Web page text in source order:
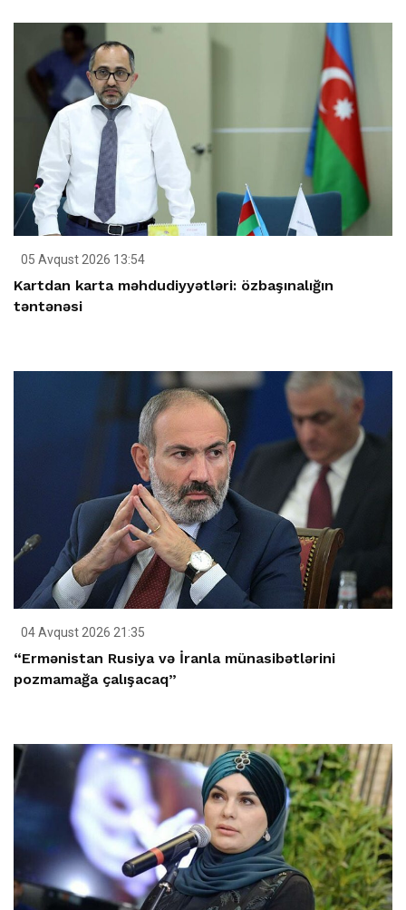
05 Avqust 2026 13:54
Kartdan karta məhdudiyyətləri: özbaşınalığın
təntənəsi
04 Avqust 2026 21:35
“Ermənistan Rusiya və İranla münasibətlərini
pozmamağa çalışacaq”